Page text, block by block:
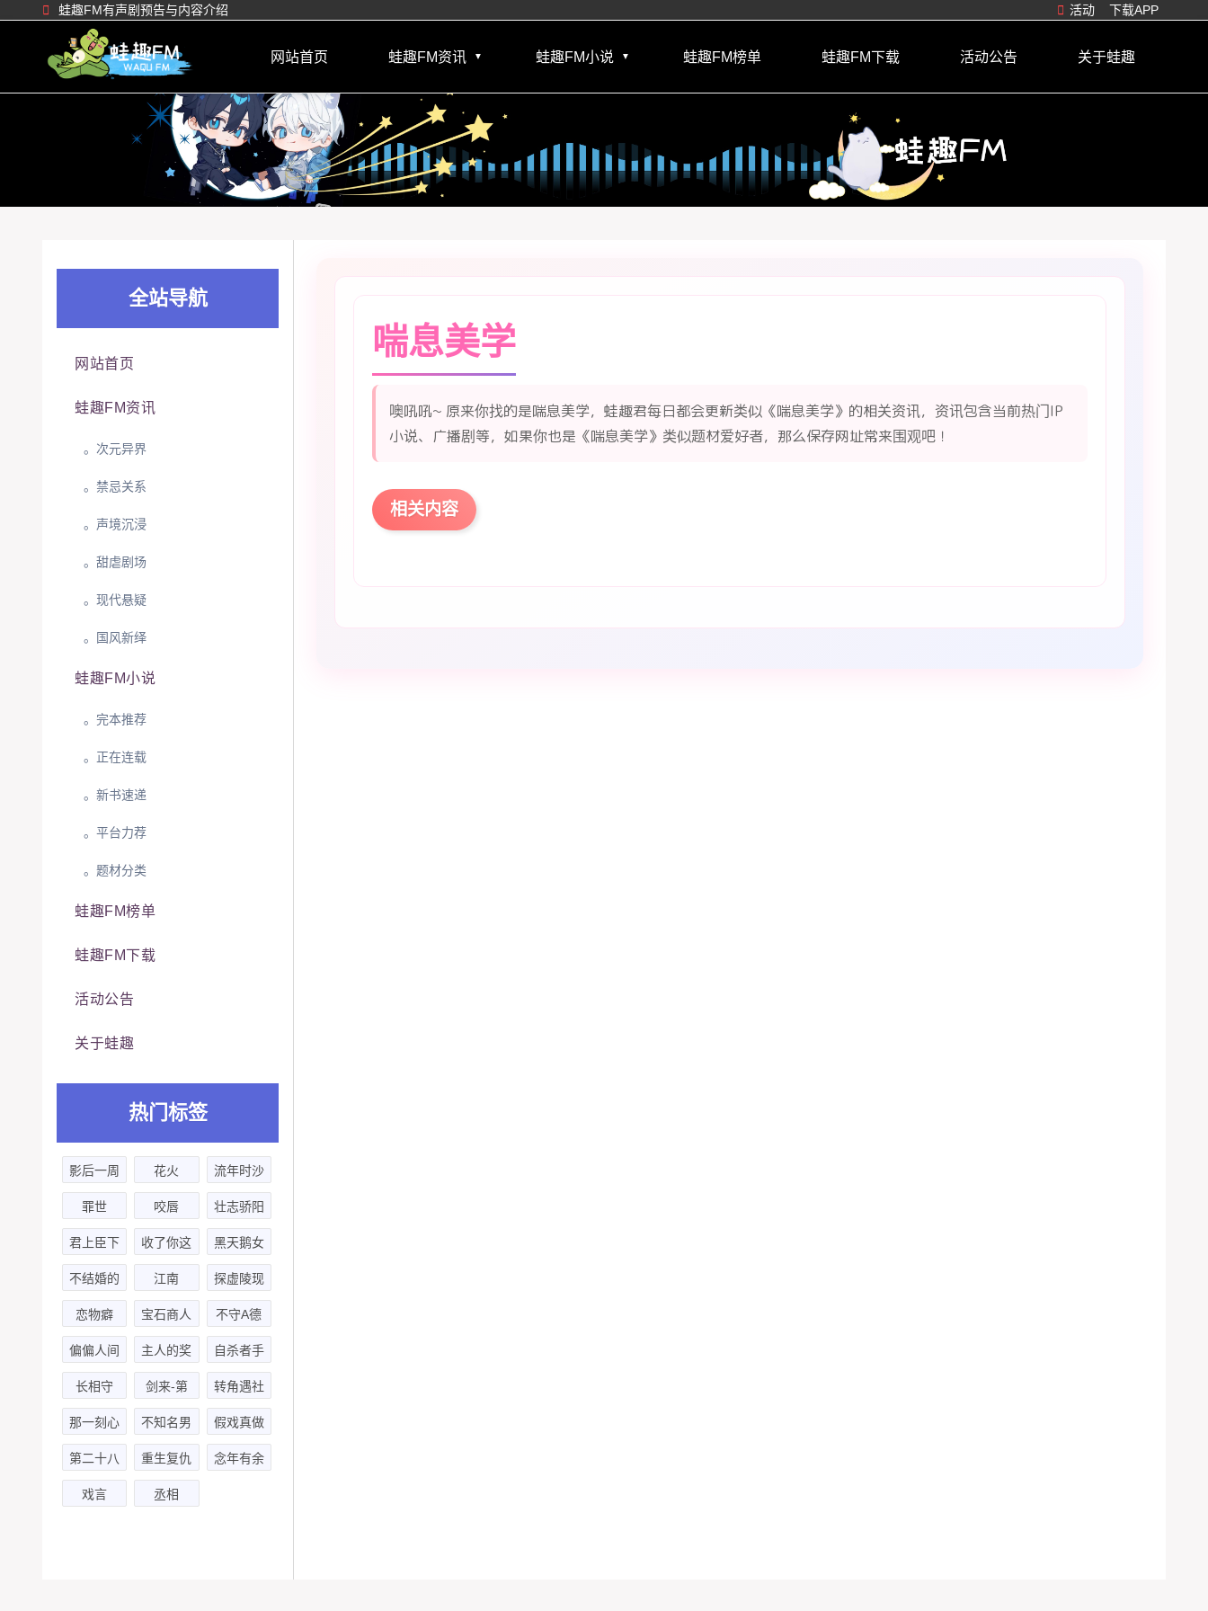
蛙趣FM有声剧预告与内容介绍 活动 下载APP
网站首页 蛙趣FM资讯 ▼ 蛙趣FM小说 ▼ 蛙趣FM榜单 蛙趣FM下载 活动公告 关于蛙趣
全站导航
网站首页
蛙趣FM资讯
。次元异界
。禁忌关系
。声境沉浸
。甜虐剧场
。现代悬疑
。‌国风新绎
蛙趣FM小说
。完本推荐
。正在连载
。新书速递
。平台力荐
。题材分类
蛙趣FM榜单
蛙趣FM下载
活动公告
关于蛙趣
热门标签
影后一周
胖三斤
花火 流年时沙
罪世 咬唇 壮志骄阳
君上臣下
收了你这
个小白受
黑天鹅女
友
不结婚的
人都该死
江南
探虚陵现
代篇-第
恋物癖
宝石商人
和钻石小
季
不守A德
偏偏人间
已荒
主人的奖
励
自杀者手
册
长相守
(钱文青x
剑来-第
二季
转角遇社
死
那一刻心
动
不知名男
友
假戏真做
（胡正健
第二十八
年春
重生复仇 念年有余
戏言 丞相
喘息美学
噢吼吼~ 原来你找的是喘息美学，蛙趣君每日都会更新类似《喘息美学》的相关资讯，资讯包含当前热门IP
小说、广播剧等，如果你也是《喘息美学》类似题材爱好者，那么保存网址常来围观吧！
相关内容